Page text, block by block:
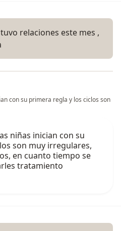
relaciones este mes ,
con su primera regla y los ciclos son
niñas inician con su
son muy irregulares,
en cuanto tiempo se
tratamiento